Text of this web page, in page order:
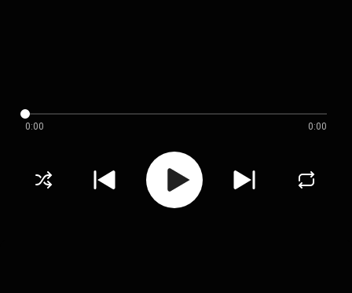
0:00 0:00